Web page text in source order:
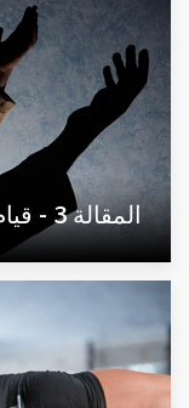
المقالة 3 - قيام الليل خطوة في طريق الإيمان